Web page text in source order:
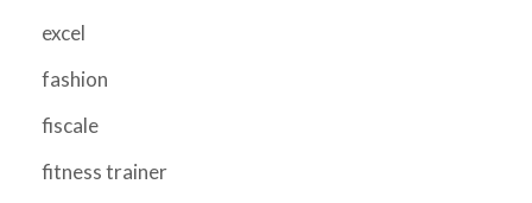
excel
fashion
fiscale
fitness trainer